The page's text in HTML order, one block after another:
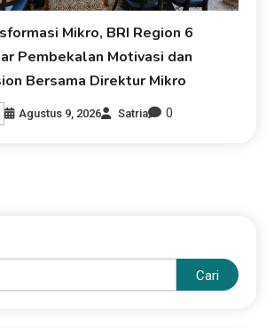
Mikro, BRI Region 6
Pembekalan Motivasi dan
Bersama Direktur Mikro
Agustus 9, 2026 Satria 0
Cari